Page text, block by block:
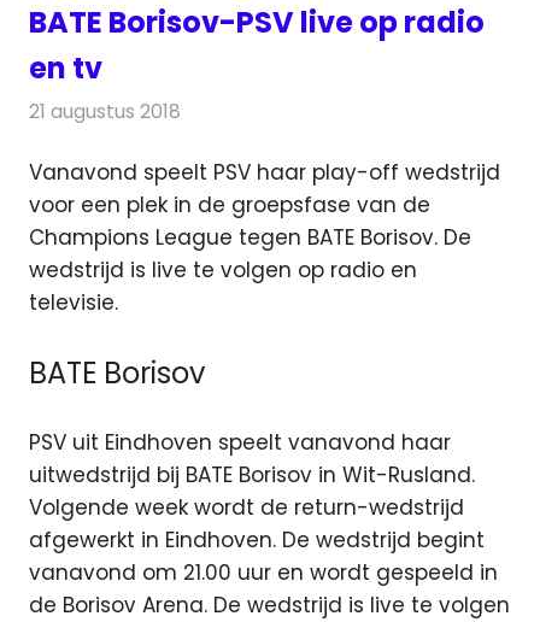
BATE Borisov-PSV live op radio
en tv
21 augustus 2018
Vanavond speelt PSV haar play-off wedstrijd
voor een plek in de groepsfase van de
Champions League tegen BATE Borisov. De
wedstrijd is live te volgen op radio en
televisie.
BATE Borisov
PSV uit Eindhoven speelt vanavond haar
uitwedstrijd bij BATE Borisov in Wit-Rusland.
Volgende week wordt de return-wedstrijd
afgewerkt in Eindhoven. De wedstrijd begint
vanavond om 21.00 uur en wordt gespeeld in
de Borisov Arena. De wedstrijd is live te volgen